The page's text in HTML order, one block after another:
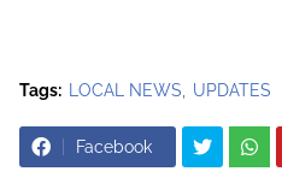
Tags: LOCAL NEWS UPDATES
Facebook